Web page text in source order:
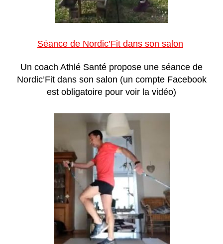
Séance de Nordic’Fit dans son salon
Un coach Athlé Santé propose une séance de
Nordic’Fit dans son salon (un compte Facebook
est obligatoire pour voir la vidéo)